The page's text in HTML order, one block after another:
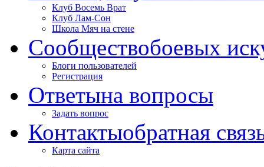
Клуб Восемь Врат
Клуб Лам-Сон
Школа Мяч на стене
Сообществобоевых
Блоги пользователей
Регистрация
Ответына вопросы
Задать вопрос
Контактыобратная
Карта сайта